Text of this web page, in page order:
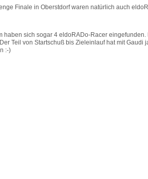
Finale in Oberstdorf waren natürlich auch
haben sich sogar 4 eldoRADo-Racer
Teil von Startschuß bis Zieleinlauf hat mit Gaudi
:-)